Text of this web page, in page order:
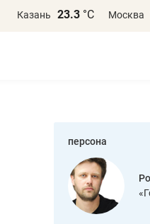
Казань 23.3 °С Москва
персона
Роман Ободец
«Готовые решения»